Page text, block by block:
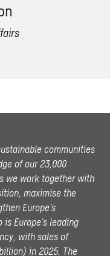
communities
of our 23,000
we work together with
maximise the
Europe’s
Europe’s leading
with sales of
in 2025. The